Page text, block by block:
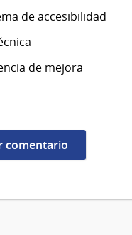
de accesibilidad
de mejora